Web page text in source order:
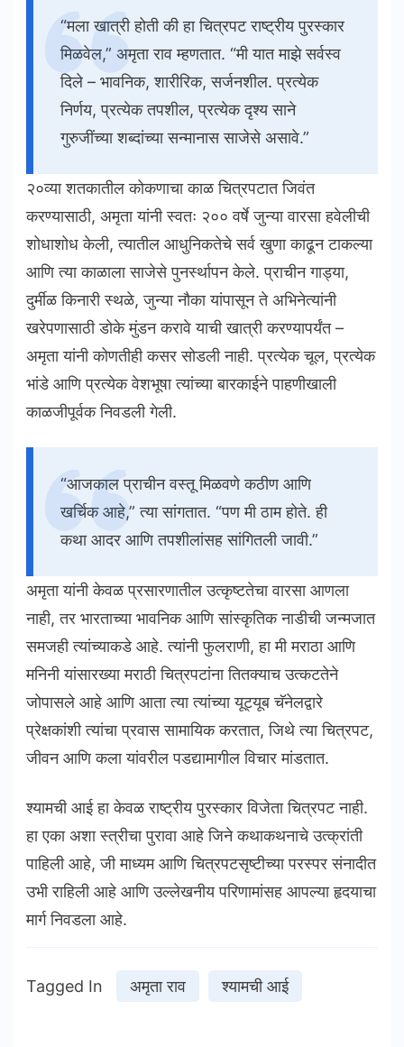
“मला खात्री होती की हा चित्रपट राष्ट्रीय पुरस्कार
मिळवेल,” अमृता राव म्हणतात. “मी यात माझे सर्वस्व
दिले – भावनिक, शारीरिक, सर्जनशील. प्रत्येक
निर्णय, प्रत्येक तपशील, प्रत्येक दृश्य साने
गुरुजींच्या शब्दांच्या सन्मानास साजेसे असावे.”
२०व्या शतकातील कोकणाचा काळ चित्रपटात जिवंत
करण्यासाठी, अमृता यांनी स्वतः २०० वर्षे जुन्या वारसा हवेलीची
शोधाशोध केली, त्यातील आधुनिकतेचे सर्व खुणा काढून टाकल्या
आणि त्या काळाला साजेसे पुनर्स्थापन केले. प्राचीन गाड्या,
दुर्मीळ किनारी स्थळे, जुन्या नौका यांपासून ते अभिनेत्यांनी
खरेपणासाठी डोके मुंडन करावे याची खात्री करण्यापर्यंत –
अमृता यांनी कोणतीही कसर सोडली नाही. प्रत्येक चूल, प्रत्येक
भांडे आणि प्रत्येक वेशभूषा त्यांच्या बारकाईने पाहणीखाली
काळजीपूर्वक निवडली गेली.
“आजकाल प्राचीन वस्तू मिळवणे कठीण आणि
खर्चिक आहे,” त्या सांगतात. “पण मी ठाम होते. ही
कथा आदर आणि तपशीलांसह सांगितली जावी.”
अमृता यांनी केवळ प्रसारणातील उत्कृष्टतेचा वारसा आणला
नाही, तर भारताच्या भावनिक आणि सांस्कृतिक नाडीची जन्मजात
समजही त्यांच्याकडे आहे. त्यांनी फुलराणी, हा मी मराठा आणि
मनिनी यांसारख्या मराठी चित्रपटांना तितक्याच उत्कटतेने
जोपासले आहे आणि आता त्या त्यांच्या यूट्यूब चॅनेलद्वारे
प्रेक्षकांशी त्यांचा प्रवास सामायिक करतात, जिथे त्या चित्रपट,
जीवन आणि कला यांवरील पडद्यामागील विचार मांडतात.
श्यामची आई हा केवळ राष्ट्रीय पुरस्कार विजेता चित्रपट नाही.
हा एका अशा स्त्रीचा पुरावा आहे जिने कथाकथनाचे उत्क्रांती
पाहिली आहे, जी माध्यम आणि चित्रपटसृष्टीच्या परस्पर संनादीत
उभी राहिली आहे आणि उल्लेखनीय परिणामांसह आपल्या हृदयाचा
मार्ग निवडला आहे.
Tagged In अमृता राव श्यामची आई